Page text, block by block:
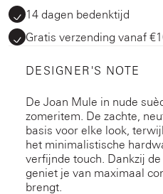
14 dagen bedenktijd
Gratis verzending vanaf
DESIGNER'S NOTE
De Joan Mule in nude
zomeritem. De zachte,
basis voor elke look,
het minimalistische
verfijnde touch. Dankzij
geniet je van maximaal
brengt.